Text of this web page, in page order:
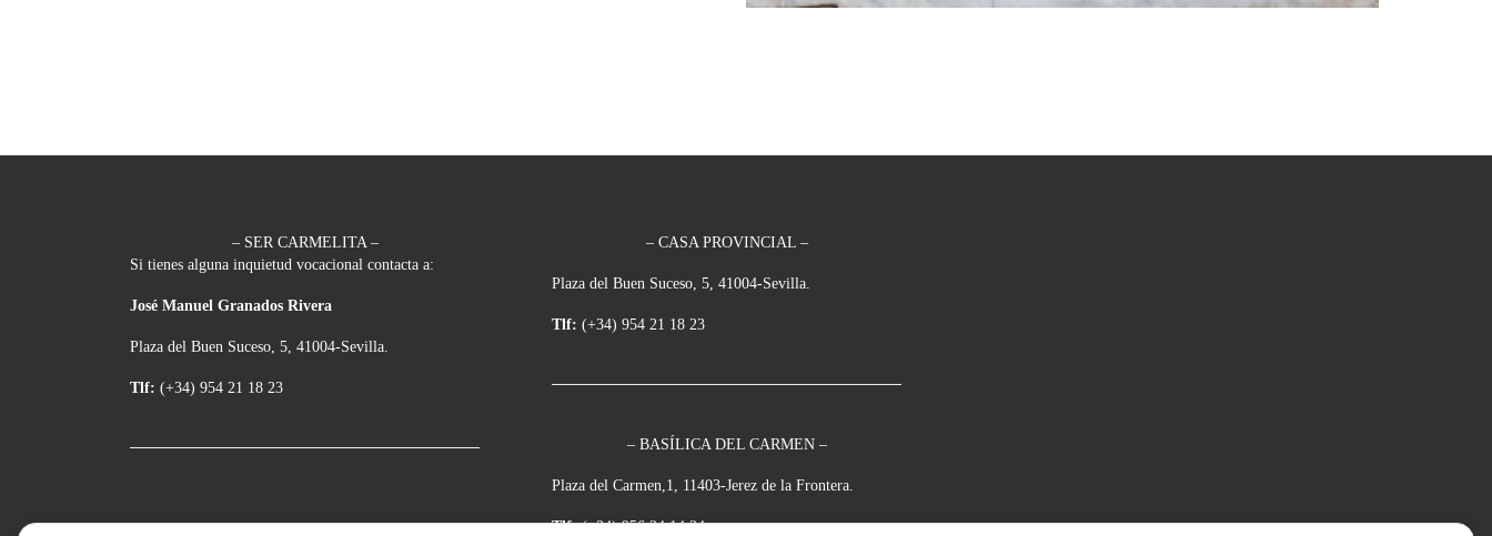
– SER CARMELITA –
Si tienes alguna inquietud vocacional contacta a:
José Manuel Granados Rivera
Plaza del Buen Suceso, 5, 41004-Sevilla.
Tlf: (+34) 954 21 18 23
– CASA PROVINCIAL –
Plaza del Buen Suceso, 5, 41004-Sevilla.
Tlf: (+34) 954 21 18 23
– BASÍLICA DEL CARMEN –
Plaza del Carmen,1, 11403-Jerez de la Frontera.
Tlf:(+34) 956 34 14 34